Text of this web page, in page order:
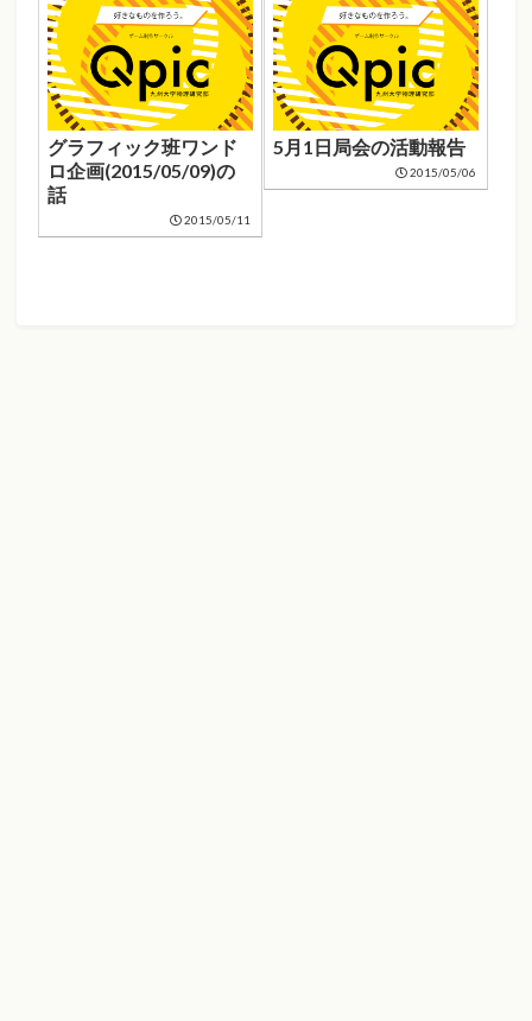
グラフィック班ワンド
ロ企画(2015/05/09)の
話
2015/05/11
5月1日局会の活動報告
2015/05/06